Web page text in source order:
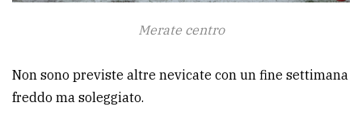
Merate centro
Non sono previste altre nevicate con un fine settimana
freddo ma soleggiato.